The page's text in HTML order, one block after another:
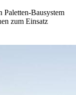
Bausystem
zum Einsatz